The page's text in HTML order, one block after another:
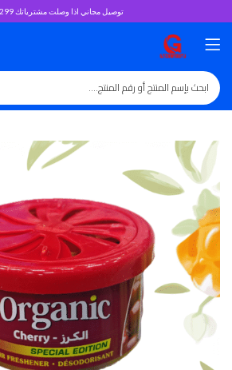
توصيل مجاني اذا وصلت مشترياتك 299 ريال